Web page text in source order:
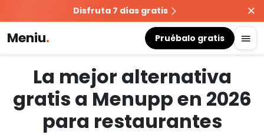
Disfruta 7 días gratis
Meniu. Pruébalo gratis
La mejor alternativa
gratis a Menupp en 2026
para restaurantes